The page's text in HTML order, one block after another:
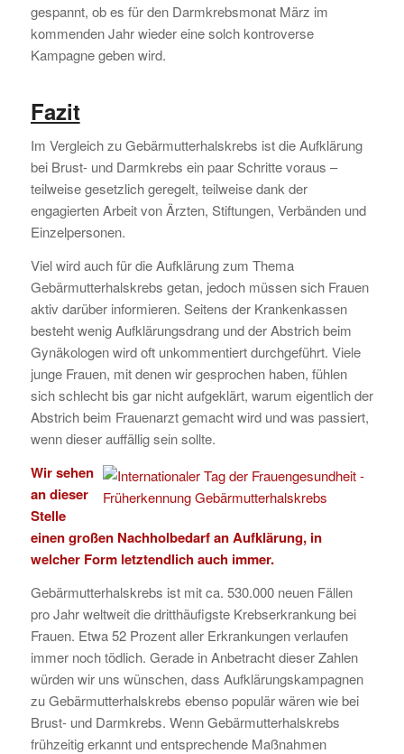
gespannt, ob es für den Darmkrebsmonat März im
kommenden Jahr wieder eine solch kontroverse
Kampagne geben wird.
Fazit
Im Vergleich zu Gebärmutterhalskrebs ist die Aufklärung
bei Brust- und Darmkrebs ein paar Schritte voraus –
teilweise gesetzlich geregelt, teilweise dank der
engagierten Arbeit von Ärzten, Stiftungen, Verbänden und
Einzelpersonen.
Viel wird auch für die Aufklärung zum Thema
Gebärmutterhalskrebs getan, jedoch müssen sich Frauen
aktiv darüber informieren. Seitens der Krankenkassen
besteht wenig Aufklärungsdrang und der Abstrich beim
Gynäkologen wird oft unkommentiert durchgeführt. Viele
junge Frauen, mit denen wir gesprochen haben, fühlen
sich schlecht bis gar nicht aufgeklärt, warum eigentlich der
Abstrich beim Frauenarzt gemacht wird und was passiert,
wenn dieser auffällig sein sollte.
Wir sehen
an dieser
Stelle
einen großen Nachholbedarf an Aufklärung, in
welcher Form letztendlich auch immer.
Gebärmutterhalskrebs ist mit ca. 530.000 neuen Fällen
pro Jahr weltweit die dritthäufigste Krebserkrankung bei
Frauen. Etwa 52 Prozent aller Erkrankungen verlaufen
immer noch tödlich. Gerade in Anbetracht dieser Zahlen
würden wir uns wünschen, dass Aufklärungskampagnen
zu Gebärmutterhalskrebs ebenso populär wären wie bei
Brust- und Darmkrebs. Wenn Gebärmutterhalskrebs
frühzeitig erkannt und entsprechende Maßnahmen